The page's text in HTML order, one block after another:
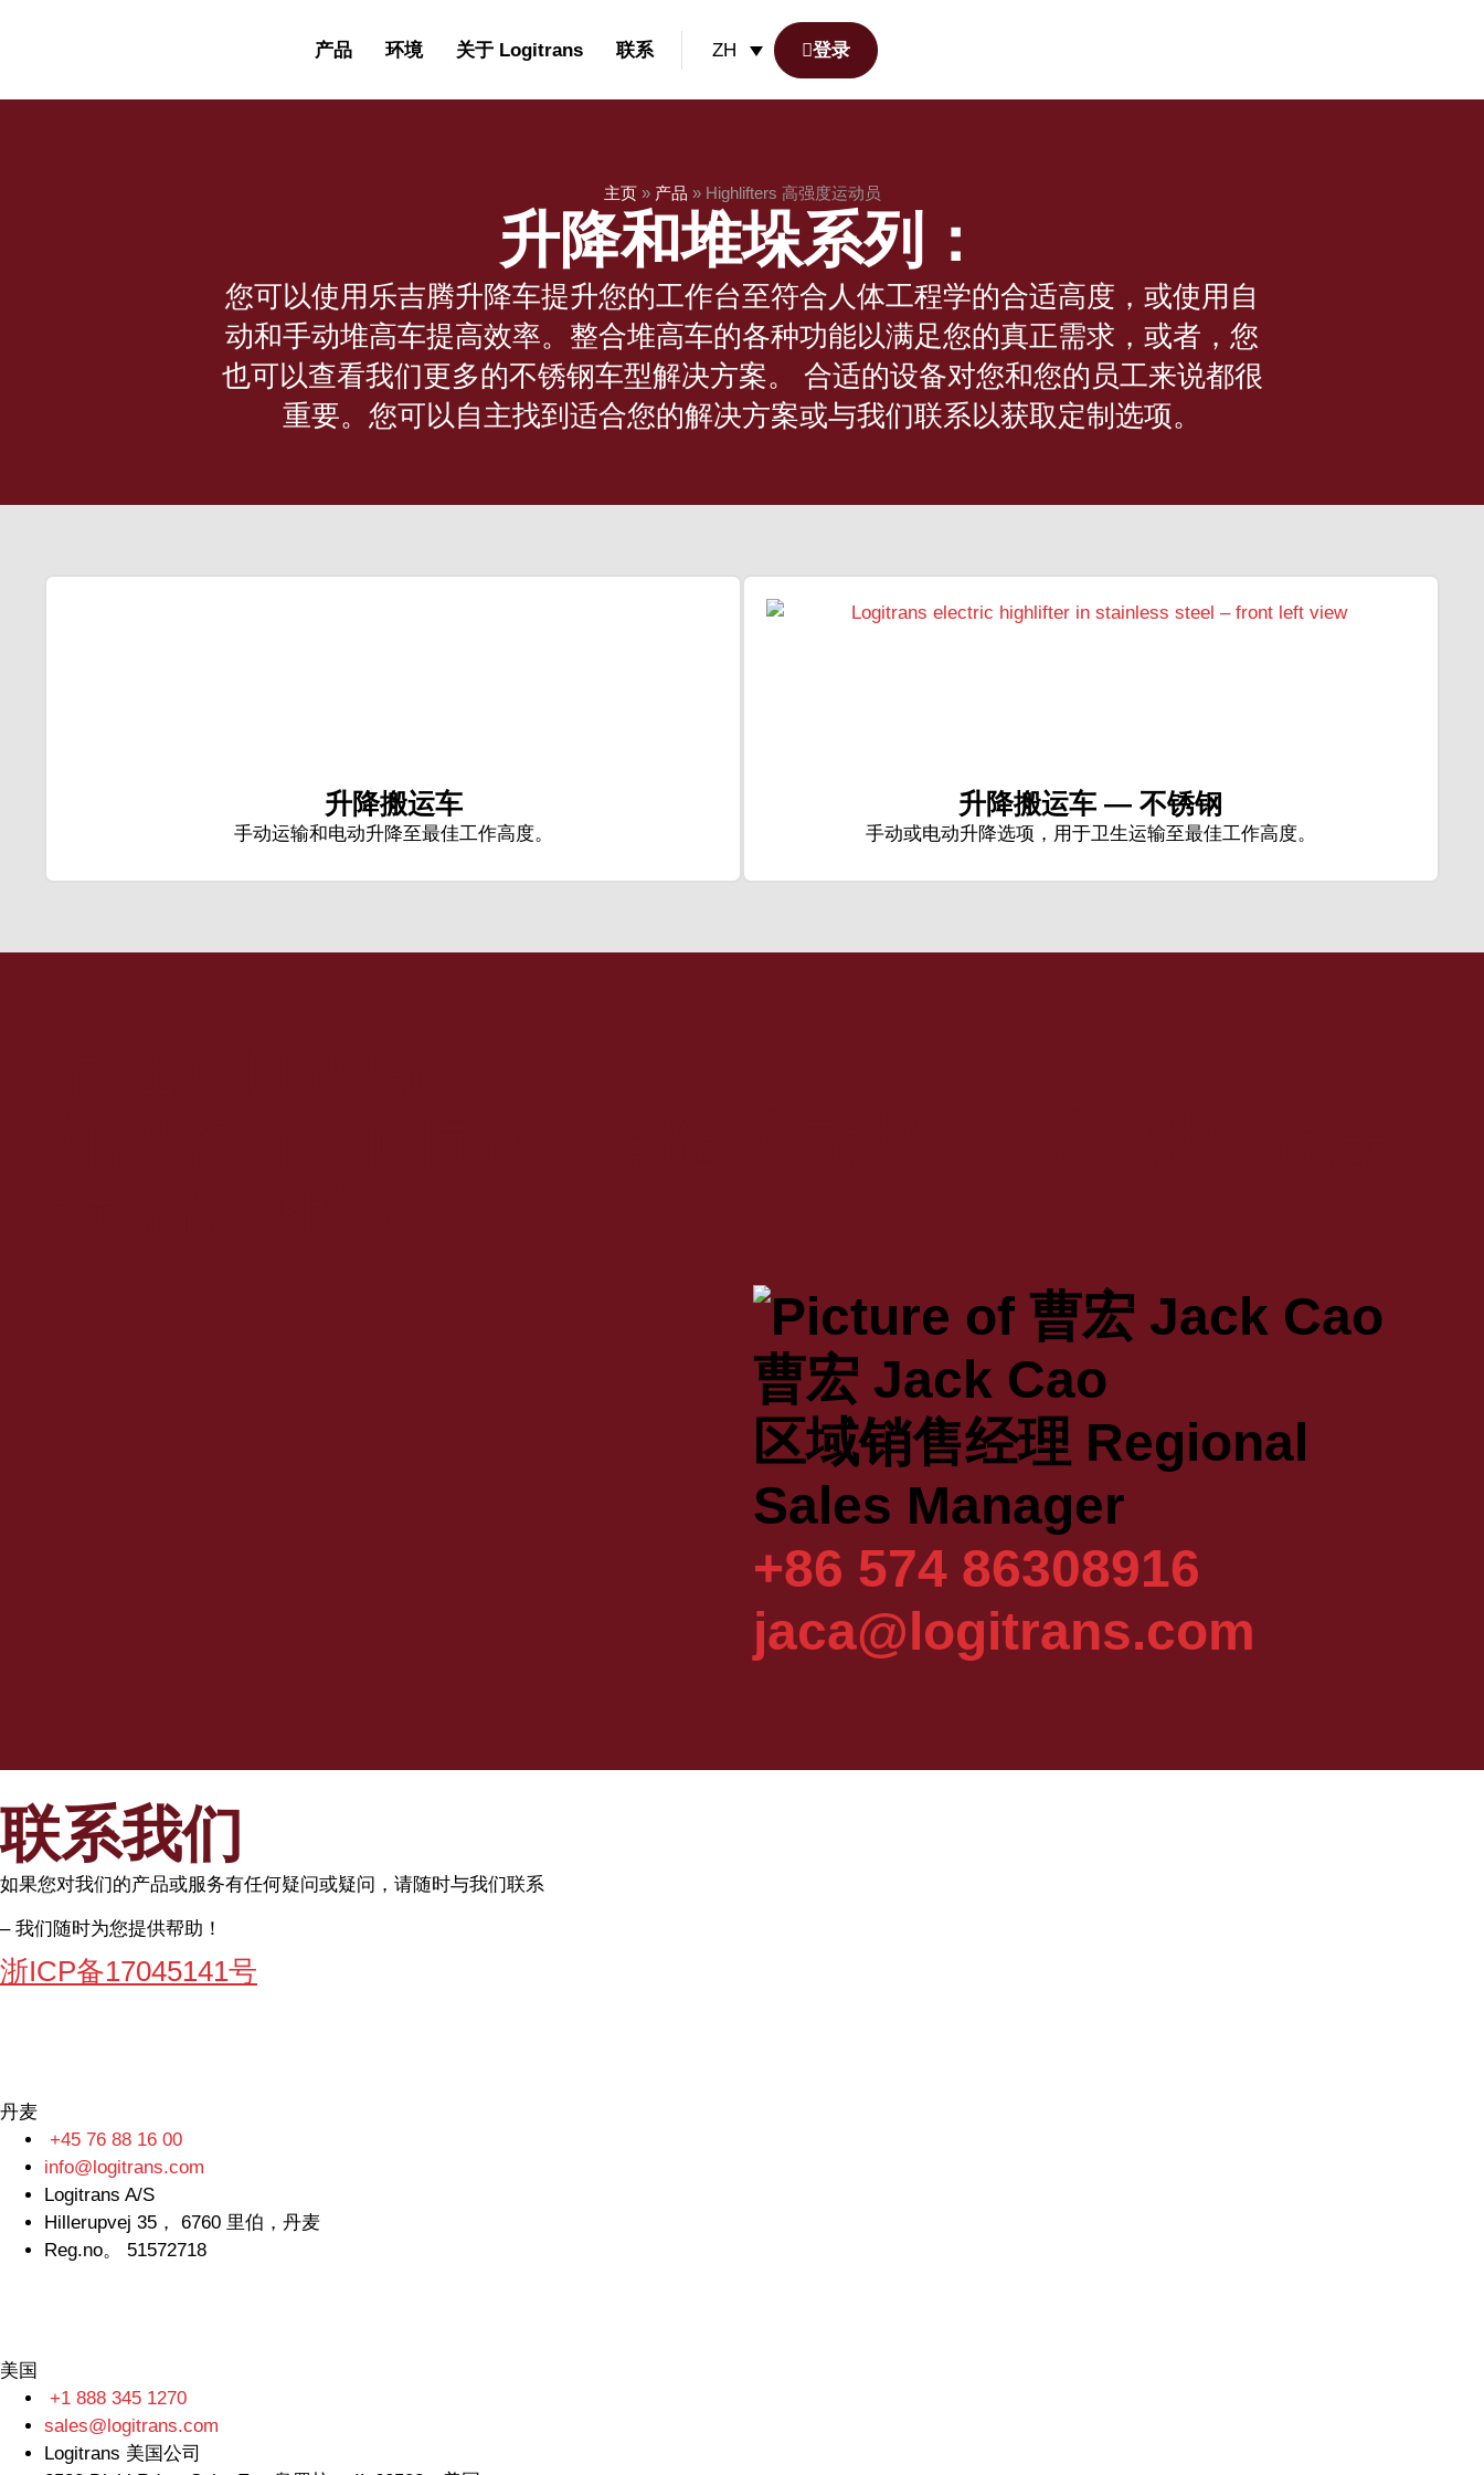
产品 环境 关于 Logitrans 联系 ZH 登录
主页» 产品 » Highlifters 高强度运动员
升降和堆垛系列：
您可以使用乐吉腾升降车提升您的工作台至符合人体工程学的合适高度，或使用自
动和手动堆高车提高效率。整合堆高车的各种功能以满足您的真正需求，或者，您
也可以查看我们更多的不锈钢车型解决方案。 合适的设备对您和您的员工来说都很
重要。您可以自主找到适合您的解决方案或与我们联系以获取定制选项。
升降搬运车
手动运输和电动升降至最佳工作高度。
升降搬运车 — 不锈钢
手动或电动升降选项，用于卫生运输至最佳工作高度。
曹宏 Jack Cao
区域销售经理 Regional
Sales Manager
+86 574 86308916
jaca@logitrans.com
联系我们
如果您对我们的产品或服务有任何疑问或疑问，请随时与我们联系
– 我们随时为您提供帮助！
浙ICP备17045141号
丹麦
+45 76 88 16 00
info@logitrans.com
Logitrans A/S
Hillerupvej 35， 6760 里伯，丹麦
Reg.no。 51572718
美国
+1 888 345 1270
sales@logitrans.com
Logitrans 美国公司